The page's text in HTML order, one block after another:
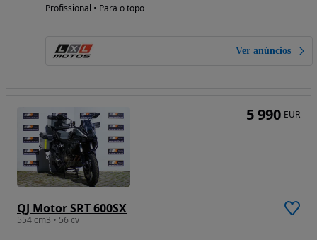
Profissional • Para o topo
Ver anúncios
QJ Motor SRT 600SX
554 cm3 • 56 cv
5 990 EUR